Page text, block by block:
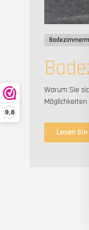
9,8
Warum Sie
Lesen